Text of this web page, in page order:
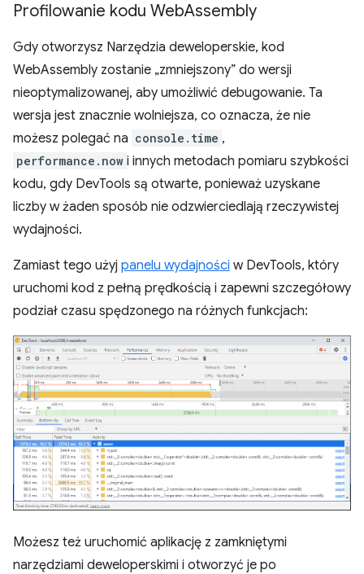
Profilowanie kodu WebAssembly
Gdy otworzysz Narzędzia deweloperskie, kod
WebAssembly zostanie „zmniejszony” do wersji
nieoptymalizowanej, aby umożliwić debugowanie. Ta
wersja jest znacznie wolniejsza, co oznacza, że nie
możesz polegać na console.time ,
performance.now i innych metodach pomiaru szybkości
kodu, gdy DevTools są otwarte, ponieważ uzyskane
liczby w żaden sposób nie odzwierciedlają rzeczywistej
wydajności.
Zamiast tego użyj panelu wydajności w DevTools, który
uruchomi kod z pełną prędkością i zapewni szczegółowy
podział czasu spędzonego na różnych funkcjach:
Możesz też uruchomić aplikację z zamkniętymi
narzędziami deweloperskimi i otworzyć je po